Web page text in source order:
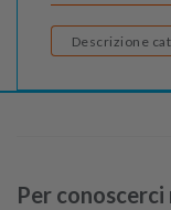
Per conoscerci